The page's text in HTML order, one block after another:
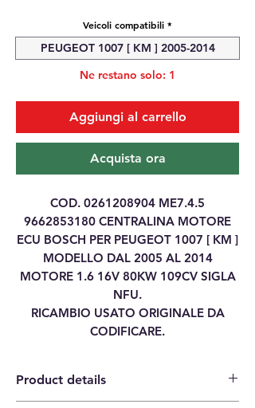
Veicoli compatibili *
PEUGEOT 1007 [ KM ] 2005-2014
Ne restano solo: 1
Aggiungi al carrello
Acquista ora
COD. 0261208904 ME7.4.5
9662853180 CENTRALINA MOTORE
ECU BOSCH PER PEUGEOT 1007 [ KM ]
MODELLO DAL 2005 AL 2014
MOTORE 1.6 16V 80KW 109CV SIGLA
NFU.
RICAMBIO USATO ORIGINALE DA
CODIFICARE.
Product details